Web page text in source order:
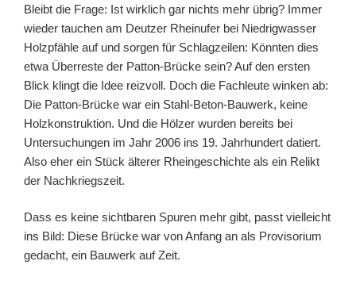
Bleibt die Frage: Ist wirklich gar nichts mehr übrig? Immer
wieder tauchen am Deutzer Rheinufer bei Niedrigwasser
Holzpfähle auf und sorgen für Schlagzeilen: Könnten dies
etwa Überreste der Patton-Brücke sein? Auf den ersten
Blick klingt die Idee reizvoll. Doch die Fachleute winken ab:
Die Patton-Brücke war ein Stahl-Beton-Bauwerk, keine
Holzkonstruktion. Und die Hölzer wurden bereits bei
Untersuchungen im Jahr 2006 ins 19. Jahrhundert datiert.
Also eher ein Stück älterer Rheingeschichte als ein Relikt
der Nachkriegszeit.
Dass es keine sichtbaren Spuren mehr gibt, passt vielleicht
ins Bild: Diese Brücke war von Anfang an als Provisorium
gedacht, ein Bauwerk auf Zeit.